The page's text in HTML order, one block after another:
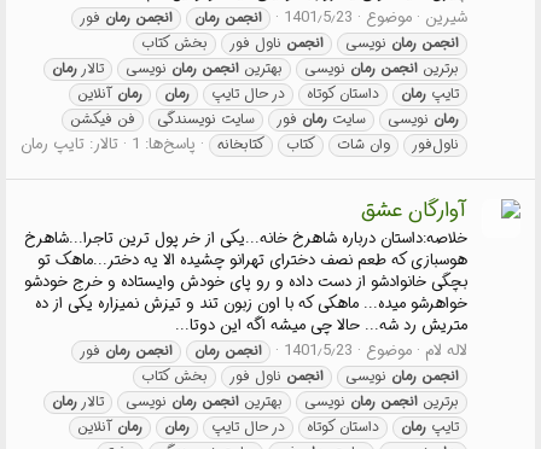
شیرین موضوع 1401٫5٫23 انجمن رمان انجمن رمان فور
انجمن رمان نویسی انجمن ناول فور
بخش کتاب
برترین انجمن رمان نویسی بهترین انجمن رمان نویسی تالار رمان
تایپ رمان داستان کوتاه در حال تایپ رمان رمان آنلاین
رمان نویسی سایت رمان فور سایت نویسندگی
فن فیکشن
ناول‌فور
وان شات کتاب کتابخانه پاسخ‌ها: 1 تالار: تایپ رمان
آوارگان عشق
خلاصه:داستان درباره شاهرخ خانه...یکی از خر پول ترین تاجرا...شاهرخ
هوسبازی که طعم نصف دخترای تهرانو چشیده الا یه دختر...ماهک تو
بچگی خانوادشو از دست داده و رو پای خودش وایستاده و خرج خودشو
خواهرشو میده... ماهکی که با اون زبون تند و تیزش نمیزاره یکی از ده
متریش رد شه... حالا چی میشه اگه این دوتا...
لاله لام موضوع 1401٫5٫23 انجمن رمان انجمن رمان فور
انجمن رمان نویسی انجمن ناول فور
بخش کتاب
برترین انجمن رمان نویسی بهترین انجمن رمان نویسی تالار رمان
تایپ رمان داستان کوتاه در حال تایپ رمان رمان آنلاین